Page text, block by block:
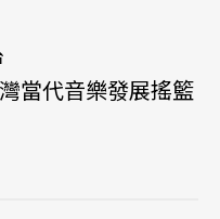
當代音樂發展搖籃